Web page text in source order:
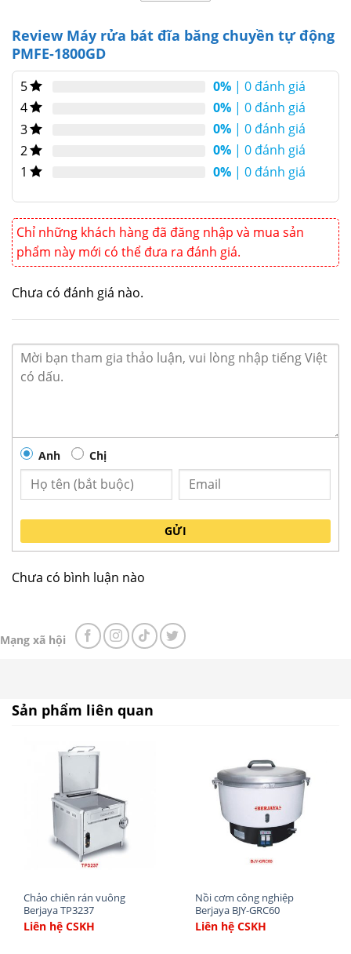
Máy rửa bát công nghiệp PMFE-1800GD
Máy rửa bát PRIME model PMFE-1800GD
máy rửa băng tải dùng gas có sấy sử dụng để rửa
khay bát đĩa thìa rĩa ly chuyên dùng cho các khách
sạn, căng tin, nhà hàng, bếp ăn công nghiệp, bếp
ăn tập thể…được thiết kế ứng dụng công nghệ hiện
đại nhất thế giới sản xuất theo dây chuyền quản lý
nghiêm ngặt về an toàn và chất lượng.
Đặc điểm chính máy rửa bát công nghiệp
PMFE-1800GD dùng gas có sấy
–Máy rửa bát công nghiệp Hàn QuốcPrime
PMFE-1800GD dùng gas có sấy sử dụng các thiết bị
dụng, tránh nguy cơ tiếp xúc với nhiều nguy hiểm
khác nhau, điều khiển 1 chạm, chỉ 1 chạm để khởi
động và rửa, máy rửa bát công nghiệp
có sấy
trùng với nước nhiệt độ cao, có khả năng làm sạch
lượng bát đĩa lớn trong thời gian ngắn.
– Các mảnh vụn thức ăn được lọc hiệu quả bằng
lưới lọc của máy rửa bát công nghiệp Prime
tải dùng gas có sấy thương hiệu Prime model
Review Máy rửa bát đĩa băng chuyền tự động
PMFE-1800GD
5 0% | 0 đánh giá
4
0% | 0 đánh giá
3
0% | 0 đánh giá
2
0% | 0 đánh giá
1
0% | 0 đánh giá
Chỉ những khách hàng đã đăng nhập và mua sản
phẩm này mới có thể đưa ra đánh giá.
Chưa có đánh giá nào.
Anh Chị
GỬI
Chưa có bình luận nào
Mạng xã hội
Sản phẩm liên quan
Chảo chiên rán vuông
Berjaya TP3237
Liên hệ CSKH
Nồi cơm công nghiệp
Berjaya BJY-GRC60
Liên hệ CSKH